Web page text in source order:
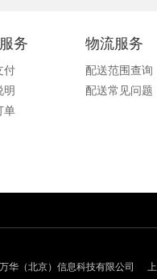
务
付
明
单
物流服务
配送范围查询
配送常见问题
华（北京）信息科技有限公司